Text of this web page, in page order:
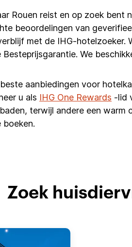
Rouen reist en op zoek bent
beoordelingen van
met de IHG-hotelzoeker.
We
aanbiedingen voor
u als IHG One Rewards -lid
terwijl andere een
Zoek